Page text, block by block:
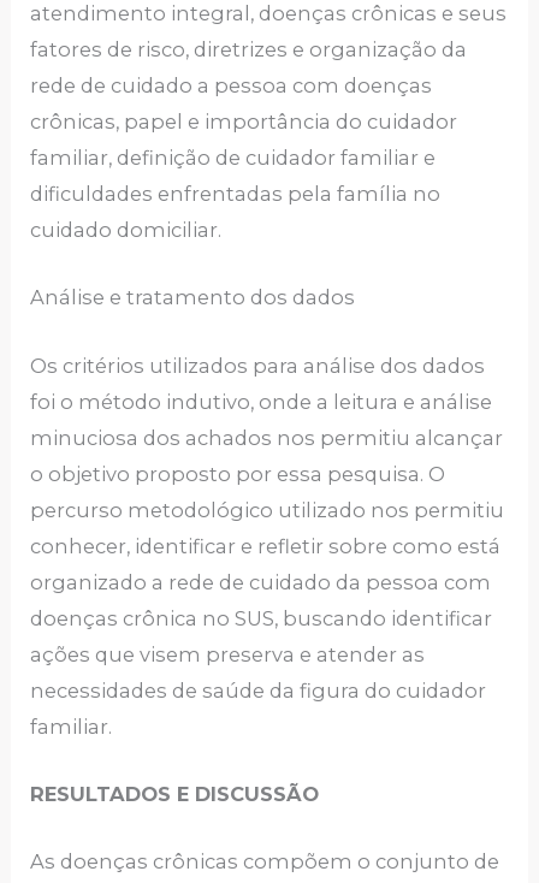
atendimento integral, doenças crônicas e seus
fatores de risco, diretrizes e organização da
rede de cuidado a pessoa com doenças
crônicas, papel e importância do cuidador
familiar, definição de cuidador familiar e
dificuldades enfrentadas pela família no
cuidado domiciliar.
Análise e tratamento dos dados
Os critérios utilizados para análise dos dados
foi o método indutivo, onde a leitura e análise
minuciosa dos achados nos permitiu alcançar
o objetivo proposto por essa pesquisa. O
percurso metodológico utilizado nos permitiu
conhecer, identificar e refletir sobre como está
organizado a rede de cuidado da pessoa com
doenças crônica no SUS, buscando identificar
ações que visem preserva e atender as
necessidades de saúde da figura do cuidador
familiar.
RESULTADOS E DISCUSSÃO
As doenças crônicas compõem o conjunto de